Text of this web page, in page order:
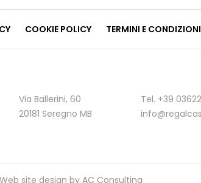
COOKIE POLICY TERMINI E CONDIZIONI
Via Ballerini, 60
20181 Seregno MB
Tel. +39
Web site design by AC Consulting